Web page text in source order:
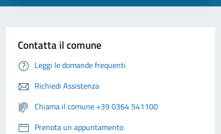
Contatta il comune
Leggi le domande frequenti
Richiedi Assistenza
Chiama il comune +39 0364 541100
Prenota un appuntamento